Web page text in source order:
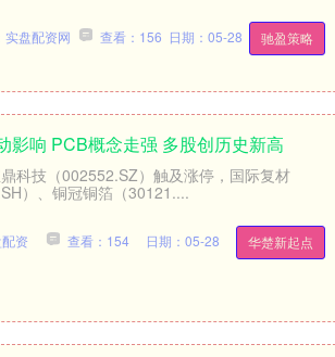
驰盈策略
实盘配资网 查看：156 日期：05-28
影响 PCB概念走强 多股创历史新高
科技（002552.SZ）触及涨停，国际复材
）、铜冠铜箔（30121....
华楚新起点
资 查看：154 日期：05-28